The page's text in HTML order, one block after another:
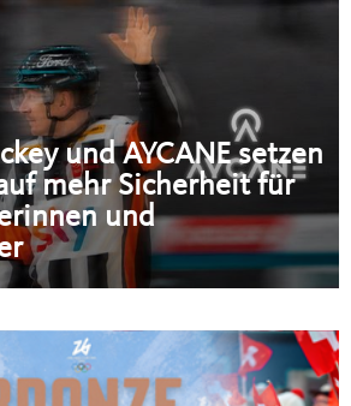
und AYCANE setzen
mehr Sicherheit für
und